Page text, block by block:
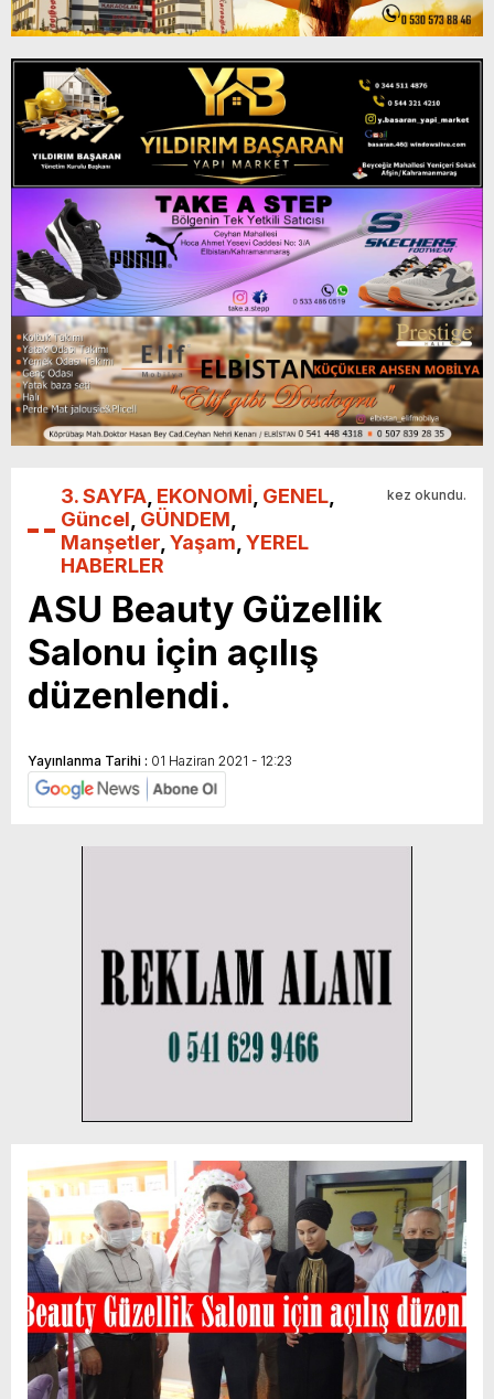
3. SAYFA EKONOMİ GENEL
Güncel GÜNDEM
Manşetler Yaşam YEREL
HABERLER
kez okundu.
ASU Beauty Güzellik
Salonu için açılış
düzenlendi.
Yayınlanma Tarihi : 01 Haziran 2021 - 12:23